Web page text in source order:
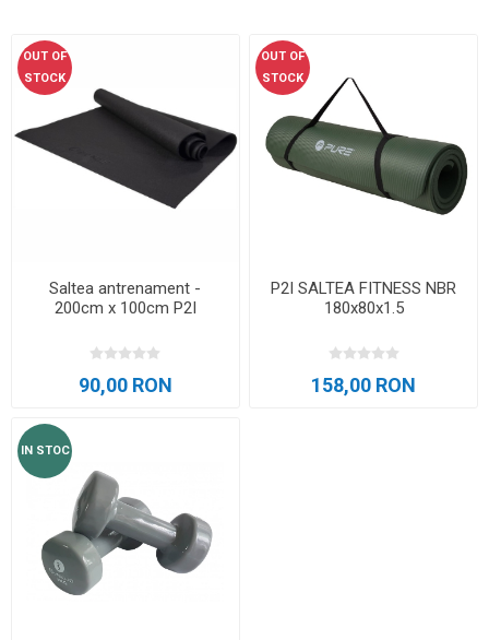
OUT OF
STOCK
Saltea antrenament -
200cm x 100cm P2I
90,00 RON
OUT OF
STOCK
P2I SALTEA FITNESS NBR
180x80x1.5
158,00 RON
IN STOC